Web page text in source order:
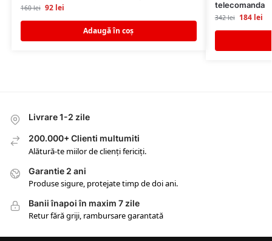
160lei 92 lei
Adaugă în coș
telecomanda
342lei 184 lei
Livrare 1-2 zile
200.000+ Clienti multumiti
Alătură-te miilor de clienți fericiți.
Garantie 2 ani
Produse sigure, protejate timp de doi ani.
Banii înapoi în maxim 7 zile
Retur fără griji, rambursare garantată